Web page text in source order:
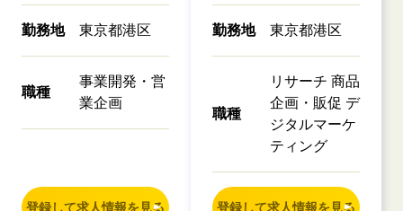
勤務地 東京都港区
職種
事業開発・営
業企画
登録して求人情報を見る
勤務地 東京都港区
職種
リサーチ 商品
企画・販促 デ
ジタルマーケ
ティング
登録して求人情報を見る